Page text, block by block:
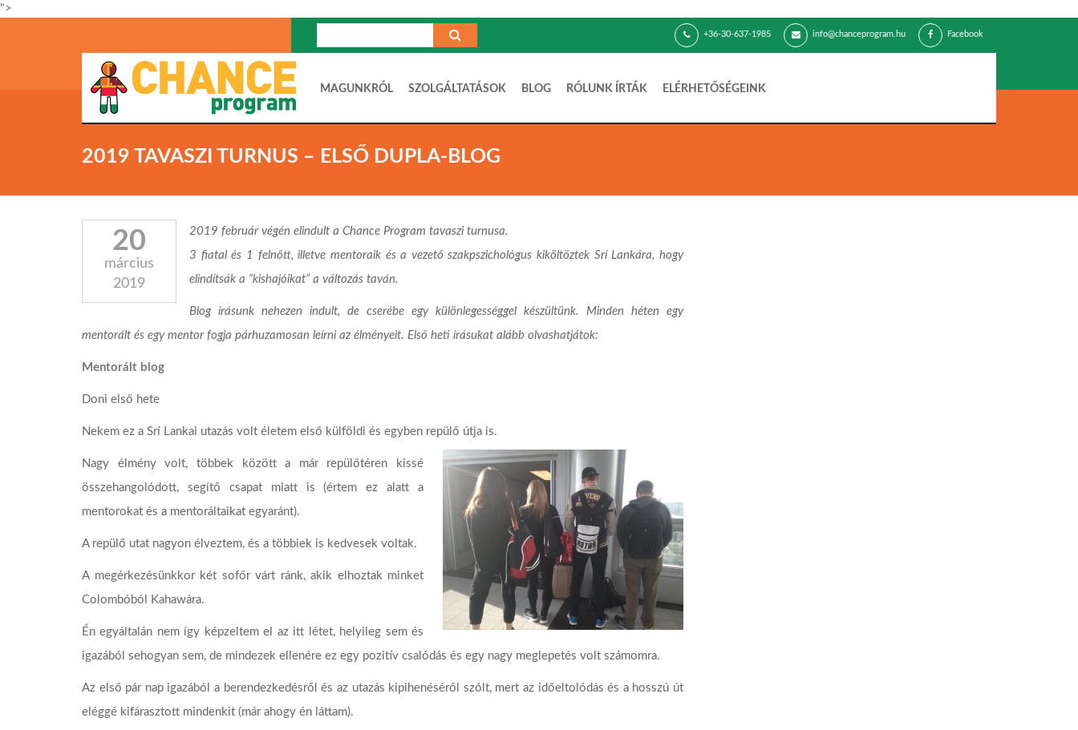
">
+36-30-637-1985 info@chanceprogram.hu Facebook
MAGUNKRÓL SZOLGÁLTATÁSOK BLOG RÓLUNK ÍRTÁK ELÉRHETŐSÉGEINK
2019 TAVASZI TURNUS – ELSŐ DUPLA-BLOG
20
március
2019
2019 február végén elindult a Chance Program tavaszi turnusa.
3 fiatal és 1 felnőtt, illetve mentoraik és a vezető szakpszichológus kiköltöztek Srí Lankára, hogy
elindítsák a “kishajóikat” a változás taván.
Blog írásunk nehezen indult, de cserébe egy különlegességgel készültünk. Minden héten egy
mentorált és egy mentor fogja párhuzamosan leírni az élményeit. Első heti írásukat alább olvashatjátok:
Mentorált blog
Doni első hete
Nekem ez a Srí Lankai utazás volt életem első külföldi és egyben repülő útja is.
Nagy élmény volt, többek között a már repülőtéren kissé
összehangolódott, segítő csapat miatt is (értem ez alatt a
mentorokat és a mentoráltaikat egyaránt).
A repülő utat nagyon élveztem, és a többiek is kedvesek voltak.
A megérkezésünkkor két sofőr várt ránk, akik elhoztak minket
Colombóból Kahawára.
Én egyáltalán nem így képzeltem el az itt létet, helyileg sem és
igazából sehogyan sem, de mindezek ellenére ez egy pozitív csalódás és egy nagy meglepetés volt számomra.
Az első pár nap igazából a berendezkedésről és az utazás kipihenéséről szólt, mert az időeltolódás és a hosszú út
eléggé kifárasztott mindenkit (már ahogy én láttam).